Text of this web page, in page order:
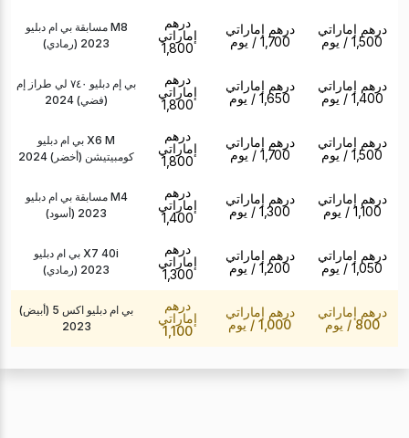
مسابقة بي ام دبليو M8
(رمادي) 2023
درهم
إماراتي
1,800
درهم إماراتي
1,700 / يوم
درهم إماراتي
1,500 / يوم
بي إم دبليو ٧٤٠ لي طراز إم
(فضي) 2024
درهم
إماراتي
1,800
درهم إماراتي
1,650 / يوم
درهم إماراتي
1,400 / يوم
بي ام دبليو X6 M
كومبيتيشن (أخضر) 2024
درهم
إماراتي
1,800
درهم إماراتي
1,700 / يوم
درهم إماراتي
1,500 / يوم
مسابقة بي ام دبليو M4
(أسود) 2023
درهم
إماراتي
1,400
درهم إماراتي
1,300 / يوم
درهم إماراتي
1,100 / يوم
بي ام دبليو X7 40i
(رمادي) 2023
درهم
إماراتي
1,300
درهم إماراتي
1,200 / يوم
درهم إماراتي
1,050 / يوم
بي ام دبليو اكس 5 (أبيض)
2023
درهم
إماراتي
1,100
درهم إماراتي
1,000 / يوم
درهم إماراتي
800 / يوم